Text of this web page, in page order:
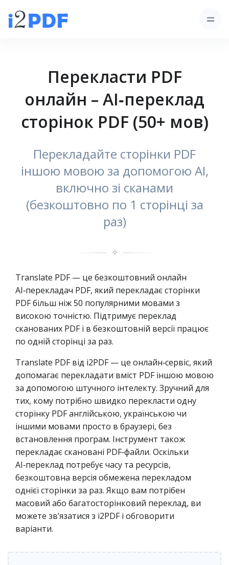
Перекласти PDF
онлайн – AI‑переклад
сторінок PDF (50+ мов)
Перекладайте сторінки PDF
іншою мовою за допомогою AI,
включно зі сканами
(безкоштовно по 1 сторінці за
раз)
✧
Translate PDF — це безкоштовний онлайн
AI‑перекладач PDF, який перекладає сторінки
PDF більш ніж 50 популярними мовами з
високою точністю. Підтримує переклад
сканованих PDF і в безкоштовній версії працює
по одній сторінці за раз.
Translate PDF від i2PDF — це онлайн‑сервіс, який
допомагає перекладати вміст PDF іншою мовою
за допомогою штучного інтелекту. Зручний для
тих, кому потрібно швидко перекласти одну
сторінку PDF англійською, українською чи
іншими мовами просто в браузері, без
встановлення програм. Інструмент також
перекладає скановані PDF‑файли. Оскільки
AI‑переклад потребує часу та ресурсів,
безкоштовна версія обмежена перекладом
однієї сторінки за раз. Якщо вам потрібен
масовий або багатосторінковий переклад, ви
можете зв’язатися з i2PDF і обговорити
варіанти.